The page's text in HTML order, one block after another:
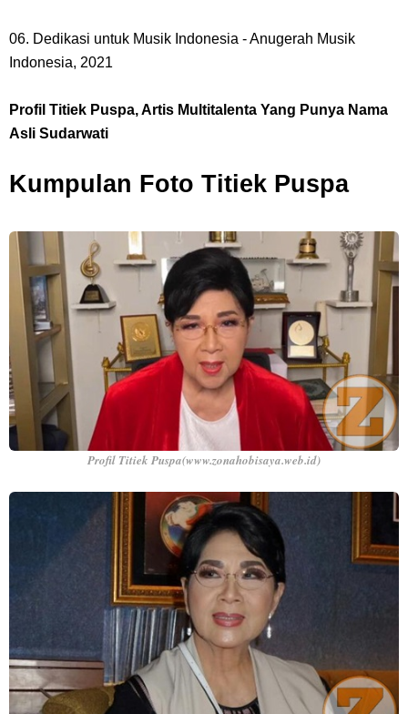
06. Dedikasi untuk Musik Indonesia - Anugerah Musik
Indonesia, 2021
Profil Titiek Puspa, Artis Multitalenta Yang Punya Nama
Asli Sudarwati
Kumpulan Foto Titiek Puspa
Profil Titiek Puspa(www.zonahobisaya.web.id)